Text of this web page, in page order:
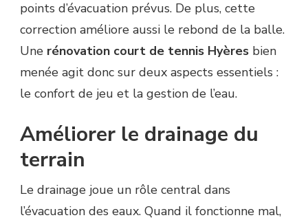
points d’évacuation prévus. De plus, cette
correction améliore aussi le rebond de la balle.
Une rénovation court de tennis Hyères bien
menée agit donc sur deux aspects essentiels :
le confort de jeu et la gestion de l’eau.
Améliorer le drainage du
terrain
Le drainage joue un rôle central dans
l’évacuation des eaux. Quand il fonctionne mal,